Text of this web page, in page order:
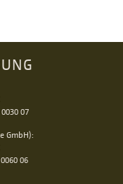
07
GmbH):
06